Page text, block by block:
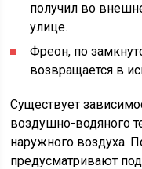
получил во
улице.
Фреон, по
возвращается в
Существует
воздушно-водяного
наружного воздуха.
предусматривают